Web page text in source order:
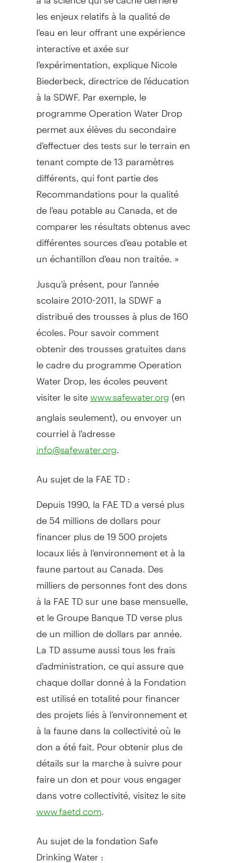
les enjeux relatifs à la qualité de
l'eau en leur offrant une expérience
interactive et axée sur
l'expérimentation, explique Nicole
Biederbeck, directrice de l'éducation
à la SDWF. Par exemple, le
programme Operation Water Drop
permet aux élèves du secondaire
d'effectuer des tests sur le terrain en
tenant compte de 13 paramètres
différents, qui font partie des
Recommandations pour la qualité
de l'eau potable au Canada, et de
comparer les résultats obtenus avec
différentes sources d'eau potable et
un échantillon d'eau non traitée. »
Jusqu'à présent, pour l'année
scolaire 2010-2011, la SDWF a
distribué des trousses à plus de 160
écoles. Pour savoir comment
obtenir des trousses gratuites dans
le cadre du programme Operation
Water Drop, les écoles peuvent
visiter le site www.safewater.org (en
anglais seulement), ou envoyer un
courriel à l'adresse
info@safewater.org
Au sujet de la FAE TD :
Depuis 1990, la FAE TD a versé plus
de 54 millions de dollars pour
financer plus de 19 500 projets
locaux liés à l'environnement et à la
faune partout au Canada. Des
milliers de personnes font des dons
à la FAE TD sur une base mensuelle,
et le Groupe Banque TD verse plus
de un million de dollars par année.
La TD assume aussi tous les frais
d'administration, ce qui assure que
chaque dollar donné à la Fondation
est utilisé en totalité pour financer
des projets liés à l'environnement et
à la faune dans la collectivité où le
don a été fait. Pour obtenir plus de
détails sur la marche à suivre pour
faire un don et pour vous engager
dans votre collectivité, visitez le site
www.faetd.com
Au sujet de la fondation Safe
Drinking Water :